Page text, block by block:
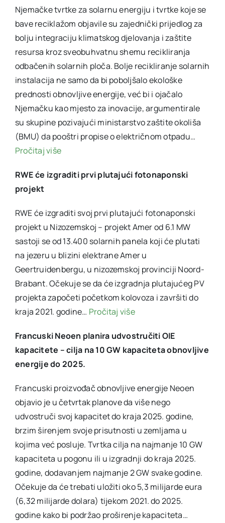
Njemačke tvrtke za solarnu energiju i tvrtke koje se
bave reciklažom objavile su zajednički prijedlog za
bolju integraciju klimatskog djelovanja i zaštite
resursa kroz sveobuhvatnu shemu recikliranja
odbačenih solarnih ploča. Bolje recikliranje solarnih
instalacija ne samo da bi poboljšalo ekološke
prednosti obnovljive energije, već bi i ojačalo
Njemačku kao mjesto za inovacije, argumentirale
su skupine pozivajući ministarstvo zaštite okoliša
(BMU) da pooštri propise o električnom otpadu…
Pročitaj više
RWE će izgraditi prvi plutajući fotonaponski
projekt
RWE će izgraditi svoj prvi plutajući fotonaponski
projekt u Nizozemskoj – projekt Amer od 6.1 MW
sastoji se od 13.400 solarnih panela koji će plutati
na jezeru u blizini elektrane Amer u
Geertruidenbergu, u nizozemskoj provinciji Noord-
Brabant. Očekuje se da će izgradnja plutajućeg PV
projekta započeti početkom kolovoza i završiti do
kraja 2021. godine… Pročitaj više
Francuski Neoen planira udvostručiti OIE
kapacitete – cilja na 10 GW kapaciteta obnovljive
energije do 2025.
Francuski proizvođač obnovljive energije Neoen
objavio je u četvrtak planove da više nego
udvostruči svoj kapacitet do kraja 2025. godine,
brzim širenjem svoje prisutnosti u zemljama u
kojima već posluje. Tvrtka cilja na najmanje 10 GW
kapaciteta u pogonu ili u izgradnji do kraja 2025.
godine, dodavanjem najmanje 2 GW svake godine.
Očekuje da će trebati uložiti oko 5,3 milijarde eura
(6,32 milijarde dolara) tijekom 2021. do 2025.
godine kako bi podržao proširenje kapaciteta…